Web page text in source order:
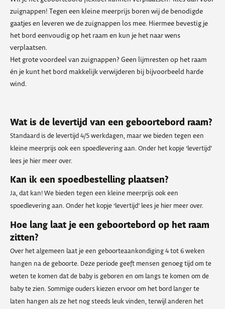
zuignappen! Tegen een kleine meerprijs boren wij de benodigde
gaatjes en leveren we de zuignappen los mee. Hiermee bevestig je
het bord eenvoudig op het raam en kun je het naar wens
verplaatsen.
Het grote voordeel van zuignappen? Geen lijmresten op het raam
én je kunt het bord makkelijk verwijderen bij bijvoorbeeld harde
wind.
Wat is de levertijd van een geboortebord raam?
Standaard is de levertijd 4/5 werkdagen, maar we bieden tegen een
kleine meerprijs ook een spoedlevering aan. Onder het kopje ‘levertijd’
lees je hier meer over.
Kan ik een spoedbestelling plaatsen?
Ja, dat kan! We bieden tegen een kleine meerprijs ook een
spoedlevering aan. Onder het kopje ‘levertijd’ lees je hier meer over.
Hoe lang laat je een geboortebord op het raam
zitten?
Over het algemeen laat je een geboorteaankondiging 4 tot 6 weken
hangen na de geboorte. Deze periode geeft mensen genoeg tijd om te
weten te komen dat de baby is geboren en om langs te komen om de
baby te zien. Sommige ouders kiezen ervoor om het bord langer te
laten hangen als ze het nog steeds leuk vinden, terwijl anderen het